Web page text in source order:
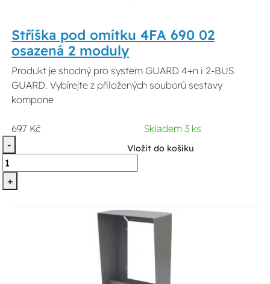
Stříška pod omítku 4FA 690 02
osazená 2 moduly
Produkt je shodný pro system GUARD 4+n i 2-BUS
GUARD. Vybírejte z přiložených souborů sestavy
kompone
697 Kč
Skladem 3 ks
-
+
Vložit do košíku